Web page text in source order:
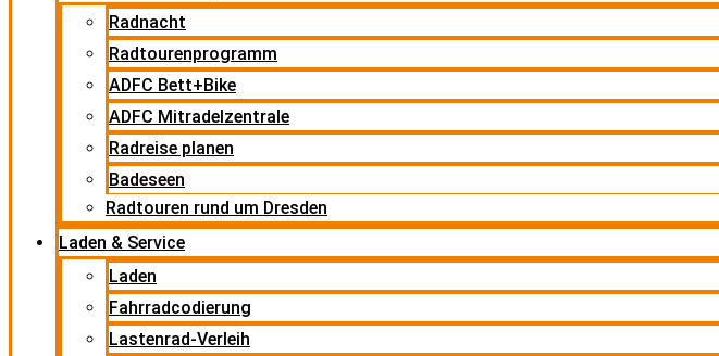
Radnacht
Radtourenprogramm
ADFC Bett+Bike
ADFC Mitradelzentrale
Radreise planen
Badeseen
Radtouren rund um Dresden
Laden & Service
Laden
Fahrradcodierung
Lastenrad-Verleih